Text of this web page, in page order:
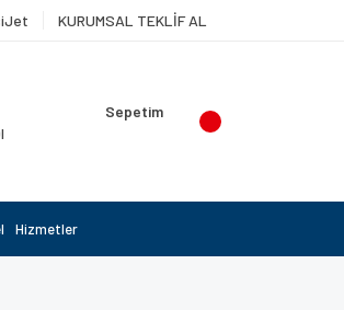
KURUMSAL TEKLİF AL
Sepetim
Hizmetler